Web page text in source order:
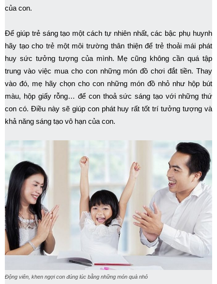
của con.
Để giúp trẻ sáng tạo một cách tự nhiên nhất, các bậc phụ huynh
hãy tạo cho trẻ một môi trường thân thiện để trẻ thoải mái phát
huy sức tưởng tượng của mình. Mẹ cũng không cần quá tập
trung vào việc mua cho con những món đồ chơi đắt tiền. Thay
vào đó, mẹ hãy chọn cho con những món đồ nhỏ như hộp bút
màu, hộp giấy rỗng… để con thoả sức sáng tạo với những thứ
con có. Điều này sẽ giúp con phát huy rất tốt trí tưởng tượng và
khả năng sáng tạo vô hạn của con.
Động viên, khen ngợi con đúng lúc bằng những món quà nhỏ